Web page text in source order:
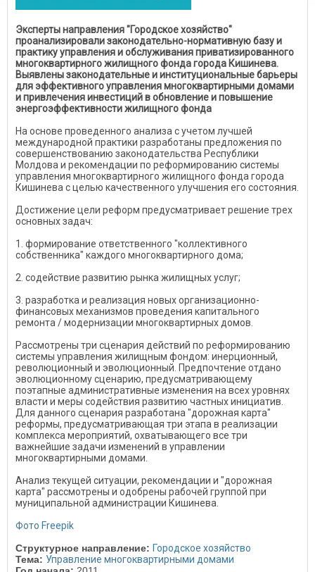
Эксперты направления "Городское хозяйство"
проанализировали законодательно-нормативную базу и
практику управления и обслуживания приватизированного
многоквартирного жилищного фонда города Кишинева.
Выявлены законодательные и институциональные барьеры
для эффективного управления многоквартирными домами
и привлечения инвестиций в обновление и повышение
энергоэффективности жилищного фонда
На основе проведенного анализа с учетом лучшей
международной практики разработаны предложения по
совершенствованию законодательства Республики
Молдова и рекомендации по реформированию системы
управления многоквартирного жилищного фонда города
Кишинева с целью качественного улучшения его состояния.
Достижение цели реформ предусматривает решение трех
основных задач:
1. формирование ответственного "коллективного
собственника" каждого многоквартирного дома;
2. содействие развитию рынка жилищных услуг;
3. разработка и реализация новых организационно-
финансовых механизмов проведения капитального
ремонта / модернизации многоквартирных домов.
Рассмотрены три сценария действий по реформированию
системы управления жилищным фондом: инерционный,
революционный и эволюционный. Предпочтение отдано
эволюционному сценарию, предусматривающему
поэтапные административные изменения на всех уровнях
власти и меры содействия развитию частных инициатив.
Для данного сценария разработана "дорожная карта"
реформы, предусматривающая три этапа в реализации
комплекса мероприятий, охватывающего все три
важнейшие задачи изменений в управлении
многоквартирными домами.
Анализ текущей ситуации, рекомендации и "дорожная
карта" рассмотрены и одобрены рабочей группой при
муниципальной администрации Кишинева.
Фото Freepik
Структурное направление: Городское хозяйство
Тема: Управление многоквартирными домами